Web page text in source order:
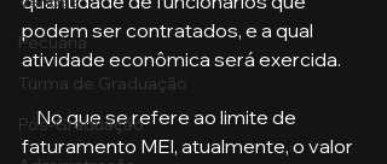
Pecuária
Turma de Graduação
Pós-Graduação
podem ser contratados, e a qual
atividade econômica será exercida.
    No que se refere ao limite de
faturamento MEI, atualmente, o valor